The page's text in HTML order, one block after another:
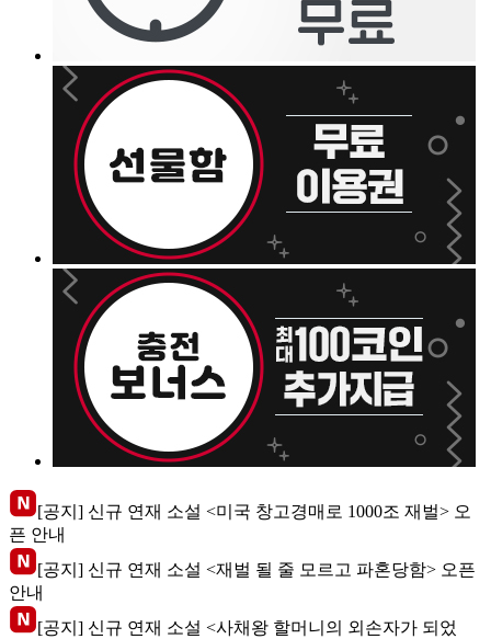
[공지] 신규 연재 소설 <미국 창고경매로 1000조 재벌> 오
픈 안내
[공지] 신규 연재 소설 <재벌 될 줄 모르고 파혼당함> 오픈
안내
[공지] 신규 연재 소설 <사채왕 할머니의 외손자가 되었